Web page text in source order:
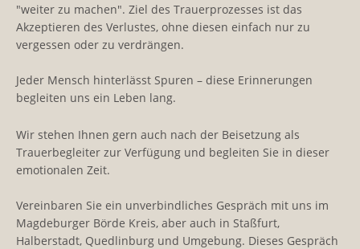
"weiter zu machen". Ziel des Trauerprozesses ist das
Akzeptieren des Verlustes, ohne diesen einfach nur zu
vergessen oder zu verdrängen.
Jeder Mensch hinterlässt Spuren – diese Erinnerungen
begleiten uns ein Leben lang.
Wir stehen Ihnen gern auch nach der Beisetzung als
Trauerbegleiter zur Verfügung und begleiten Sie in dieser
emotionalen Zeit.
Vereinbaren Sie ein unverbindliches Gespräch mit uns im
Magdeburger Börde Kreis, aber auch in Staßfurt,
Halberstadt, Quedlinburg und Umgebung. Dieses Gespräch